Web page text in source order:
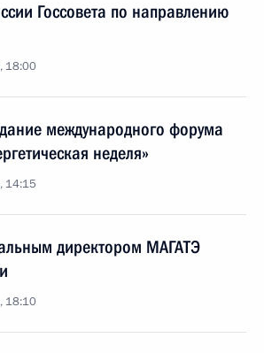
Госсовета по направлению
18:00
международного форума
неделя»
14:15
директором МАГАТЭ
18:10